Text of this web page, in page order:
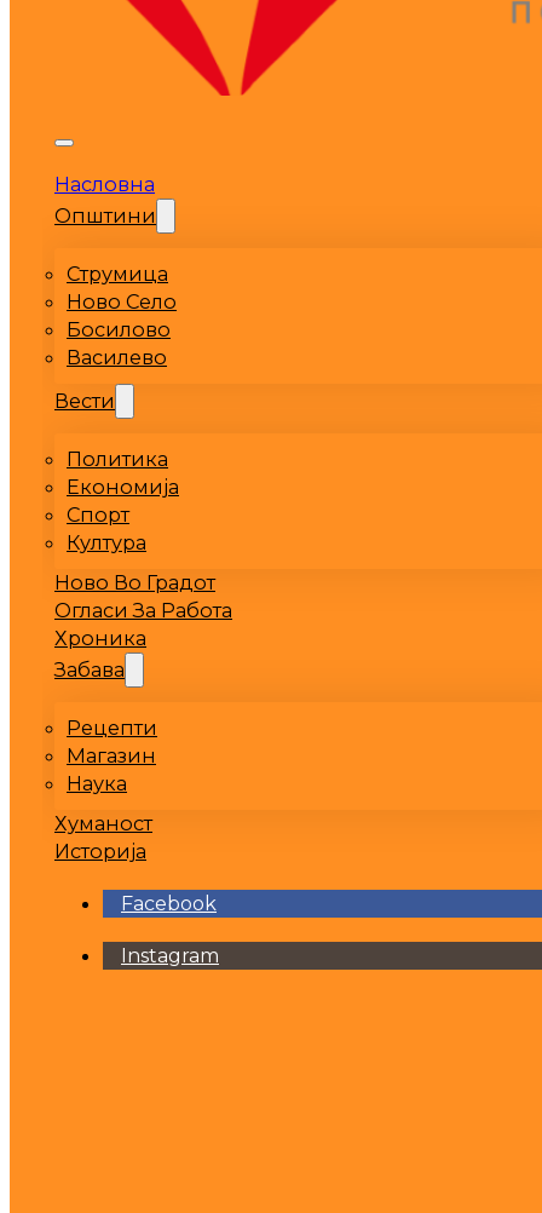
Насловна
Општини
Струмица
Ново Село
Босилово
Василево
Вести
Политика
Економија
Спорт
Култура
Ново Во Градот
Огласи За Работа
Хроника
Забава
Рецепти
Магазин
Наука
Хуманост
Историја
Facebook
Instagram